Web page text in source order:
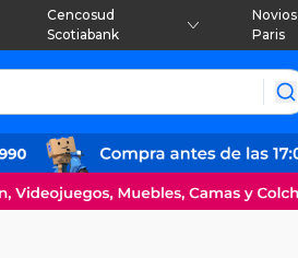
Cencosud
Scotiabank
Novios
Paris